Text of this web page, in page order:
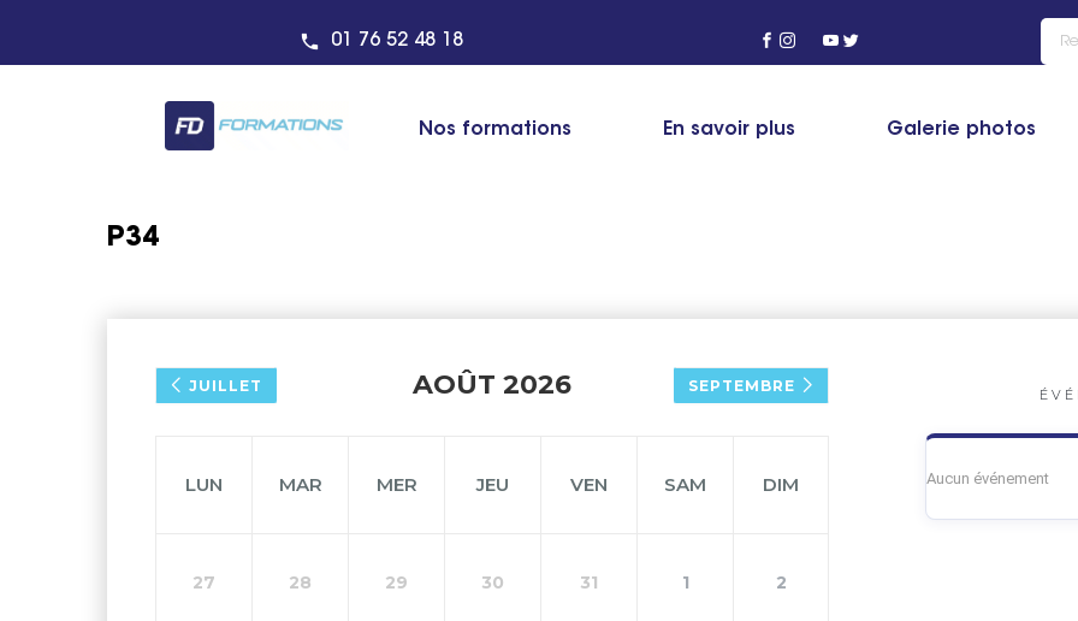
01 76 52 48 18
Nos formations En savoir plus Galerie photos
P34
JUILLET AOÛT 2026 SEPTEMBRE
LUN MAR MER JEU VEN SAM DIM
27 28 29 30 31 1 2
Aucun événement